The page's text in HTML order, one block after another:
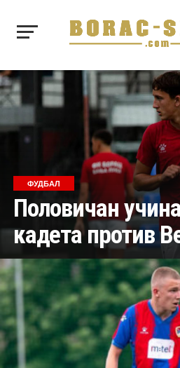
ФУДБАЛ
Половичан
кадета против